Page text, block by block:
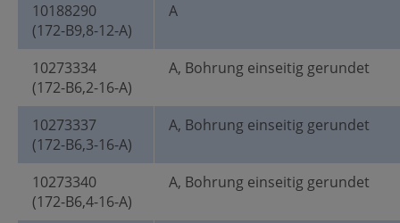
10188290
(172-B9,8-12-A)
A
10273334
(172-B6,2-16-A)
A, Bohrung einseitig gerundet
10273337
(172-B6,3-16-A)
A, Bohrung einseitig gerundet
10273340
(172-B6,4-16-A)
A, Bohrung einseitig gerundet